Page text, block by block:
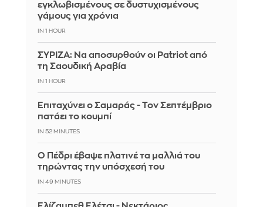
εγκλωβισμένους σε δυστυχισμένους
γάμους για χρόνια
IN 1 HOUR
ΣΥΡΙΖΑ: Να αποσυρθούν οι Patriot από
τη Σαουδική Αραβία
IN 1 HOUR
Επιταχύνει ο Σαμαράς - Τον Σεπτέμβριο
πατάει το κουμπί
IN 52 MINUTES
Ο Πέδρι έβαψε πλατινέ τα μαλλιά του
τηρώντας την υπόσχεσή του
IN 49 MINUTES